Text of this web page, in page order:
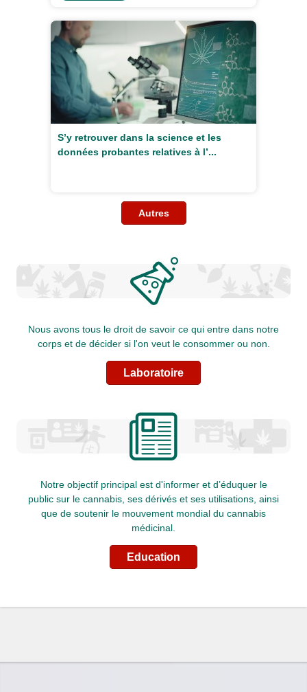
S’y retrouver dans la science et les
données probantes relatives à l’...
Autres
Nous avons tous le droit de savoir ce qui entre dans notre
corps et de décider si l'on veut le consommer ou non.
Laboratoire
Notre objectif principal est d'informer et d’éduquer le
public sur le cannabis, ses dérivés et ses utilisations, ainsi
que de soutenir le mouvement mondial du cannabis
médicinal.
Education